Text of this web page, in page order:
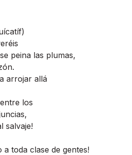
peina las plumas,
arrojar allá
los
salvaje!
toda clase de gentes!